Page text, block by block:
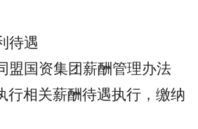
待遇
盟国资集团薪酬管理办法
行相关薪酬待遇执行，缴纳